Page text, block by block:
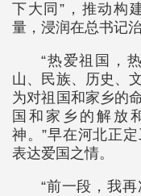
下大同”，推动构
量，浸润在总书记
“热爱祖国，
山、民族、历史、
为对祖国和家乡的
国和家乡的解放
神。”早在河北正
表达爱国之情。
“前一段，我